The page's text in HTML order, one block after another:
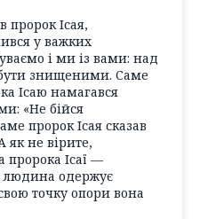
пророк Ісая,
у важких
і ми із вами: над
знищеними. Саме
Ісаю намагався
«Не бійся
пророк Ісая сказав
як не вірите,
пророка Ісаї —
людина одержує
точку опори вона